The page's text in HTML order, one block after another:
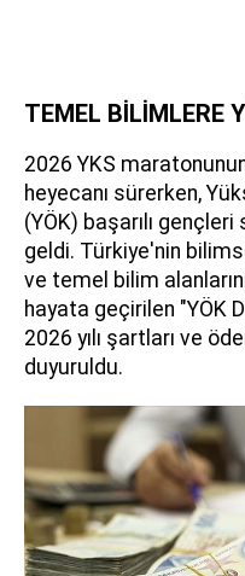
TEMEL BİLİMLERE
2026 YKS
heyecanı sürerken,
(YÖK) başarılı
geldi. Türkiye'nin
ve temel bilim
hayata geçirilen "YÖK
2026 yılı şartları ve
duyuruldu.